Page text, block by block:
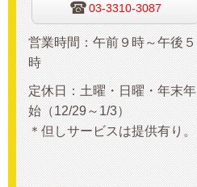
03-3310-3087
営業時間：午前９時～午後５
時
定休日： 土曜・日曜・年末年
始（12/29～1/3）
＊但しサービスは提供有り。